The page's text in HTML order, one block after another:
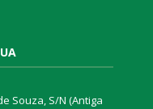
Souza, S/N (Antiga